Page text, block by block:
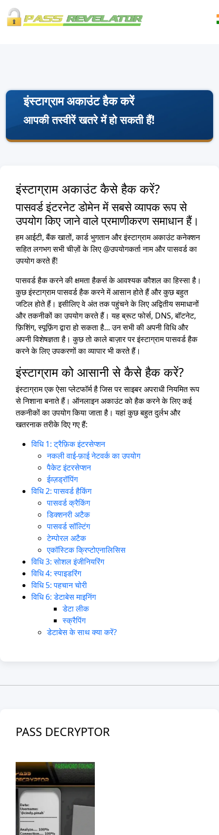
इंस्टाग्राम अकाउंट हैक करें
आपकी तस्वीरें खतरे में हो सकती हैं!
इंस्टाग्राम अकाउंट कैसे हैक करें?
पासवर्ड इंटरनेट डोमेन में सबसे व्यापक रूप से
उपयोग किए जाने वाले प्रमाणीकरण समाधान हैं।
हम आईटी, बैंक खातों, कार्ड भुगतान और इंस्टाग्राम अकाउंट कनेक्शन
सहित लगभग सभी चीज़ों के लिए @उपयोगकर्ता नाम और पासवर्ड का
उपयोग करते हैं!
पासवर्ड हैक करने की क्षमता हैकर्स के आवश्यक कौशल का हिस्सा है।
कुछ इंस्टाग्राम पासवर्ड हैक करने में आसान होते हैं और कुछ बहुत
जटिल होते हैं। इसीलिए वे अंत तक पहुंचने के लिए अद्वितीय समाधानों
और तकनीकों का उपयोग करते हैं। यह ब्रूट फोर्स, DNS, बॉटनेट,
फ़िशिंग, स्पूफ़िंग द्वारा हो सकता है... उन सभी की अपनी विधि और
अपनी विशेषज्ञता है। कुछ तो काले बाज़ार पर इंस्टाग्राम पासवर्ड हैक
करने के लिए उपकरणों का व्यापार भी करते हैं।
इंस्टाग्राम को आसानी से कैसे हैक करें?
इंस्टाग्राम एक ऐसा प्लेटफॉर्म है जिस पर साइबर अपराधी नियमित रूप
से निशाना बनाते हैं। ऑनलाइन अकाउंट को हैक करने के लिए कई
तकनीकों का उपयोग किया जाता है। यहां कुछ बहुत दुर्लभ और
खतरनाक तरीके दिए गए हैं:
विधि 1: ट्रैफ़िक इंटरसेप्शन
नकली वाई-फ़ाई नेटवर्क का उपयोग
पैकेट इंटरसेप्शन
ईव्ज़ड्रॉपिंग
विधि 2: पासवर्ड हैकिंग
पासवर्ड क्रैकिंग
डिक्शनरी अटैक
पासवर्ड सॉल्टिंग
टेम्पोरल अटैक
एकॉस्टिक क्रिप्टोएनालिसिस
विधि 3: सोशल इंजीनियरिंग
विधि 4: स्पाइडरिंग
विधि 5: पहचान चोरी
विधि 6: डेटाबेस माइनिंग
डेटा लीक
स्क्रैपिंग
डेटाबेस के साथ क्या करें?
PASS DECRYPTOR